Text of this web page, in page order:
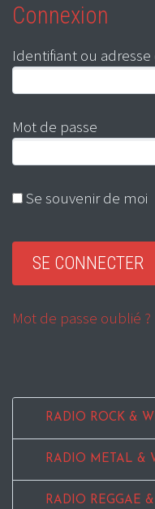
Connexion
Identifiant ou
Mot de passe
Se souvenir de moi
Mot de passe oublié ?
RADIO ROCK &
RADIO METAL &
RADIO REGGAE